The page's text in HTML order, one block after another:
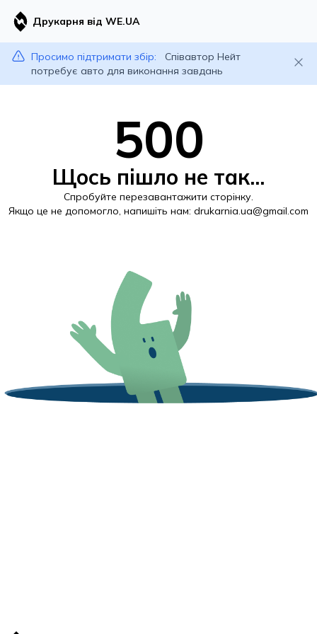
Друкарня від WE.UA
Просимо підтримати збір:
Співавтор Нейт
потребує авто для виконання завдань
500
Щось пішло не так...
Спробуйте перезавантажити сторінку.
Якщо це не допомогло, напишіть нам: drukarnia.ua@gmail.com